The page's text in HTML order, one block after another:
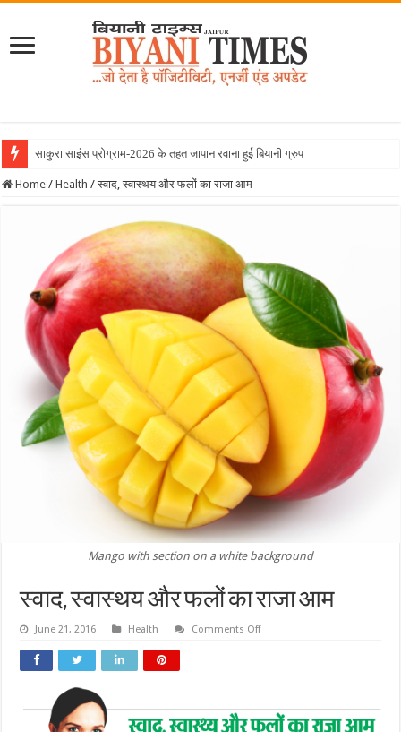
साकुरा साइंस प्रोग्राम-2026 के तहत जापान रवाना हुई बियानी ग्रुप ऑफ कॉलेजेज क
Home / Health / स्वाद, स्वास्थय और फलों का राजा आम
Mango with section on a white background
स्वाद, स्वास्थय और फलों का राजा आम
June 21, 2016 Health Comments Offon
आम